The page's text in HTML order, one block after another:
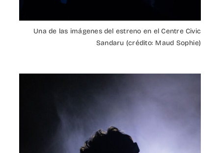
Una de las imágenes del estreno en el Centre Civic
Sandaru (crédito: Maud Sophie)